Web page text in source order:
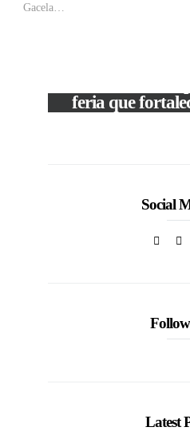
Gacela…
feria que
Social
Latest